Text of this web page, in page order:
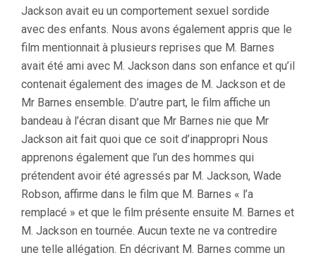
Jackson avait eu un comportement sexuel sordide
avec des enfants. Nous avons également appris que le
film mentionnait à plusieurs reprises que M. Barnes
avait été ami avec M. Jackson dans son enfance et qu’il
contenait également des images de M. Jackson et de
Mr Barnes ensemble. D’autre part, le film affiche un
bandeau à l’écran disant que Mr Barnes nie que Mr
Jackson ait fait quoi que ce soit d’inappropri Nous
apprenons également que l’un des hommes qui
prétendent avoir été agressés par M. Jackson, Wade
Robson, affirme dans le film que M. Barnes « l’a
remplacé » et que le film présente ensuite M. Barnes et
M. Jackson en tournée. Aucun texte ne va contredire
une telle allégation. En décrivant M. Barnes comme un